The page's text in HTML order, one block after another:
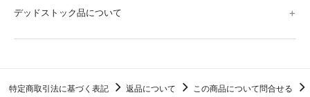
デッドストック品について
特定商取引法に基づく表記 返品について この商品について問合せる